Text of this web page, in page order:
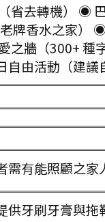
省去轉機） ◉
牌香水之家
之牆（300+
自由活動（建
年長者需
店無提供